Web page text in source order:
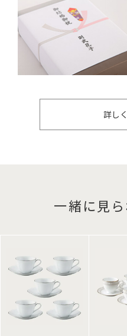
詳し
一緒に見